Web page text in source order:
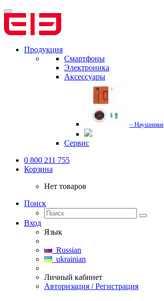
Продукция
Смартфоны
Электроника
Аксессуары
– Наушники
Сервис
0 800 211 755
Корзина
Нет товаров
Поиск
Вход
Язык
Russian
ukrainian
Личный кабинет
Авторизация / Регистрация